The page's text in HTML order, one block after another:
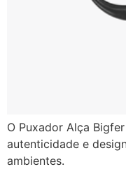
O Puxador Alça
autenticidade e
ambientes.